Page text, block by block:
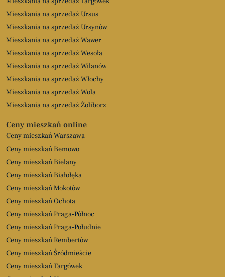
Mieszkania na sprzedaż Ursus
Mieszkania na sprzedaż Ursynów
Mieszkania na sprzedaż Wawer
Mieszkania na sprzedaż Wesoła
Mieszkania na sprzedaż Wilanów
Mieszkania na sprzedaż Włochy
Mieszkania na sprzedaż Wola
Mieszkania na sprzedaż Żoliborz
Ceny mieszkań online
Ceny mieszkań Warszawa
Ceny mieszkań Bemowo
Ceny mieszkań Bielany
Ceny mieszkań Białołęka
Ceny mieszkań Mokotów
Ceny mieszkań Ochota
Ceny mieszkań Praga-Północ
Ceny mieszkań Praga-Południe
Ceny mieszkań Rembertów
Ceny mieszkań Śródmieście
Ceny mieszkań Targówek